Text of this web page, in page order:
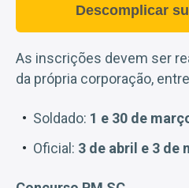
Descomplicar
As inscrições devem ser
da própria corporação,
Soldado: 1 e 30 de
Oficial: 3 de abril e 3 de